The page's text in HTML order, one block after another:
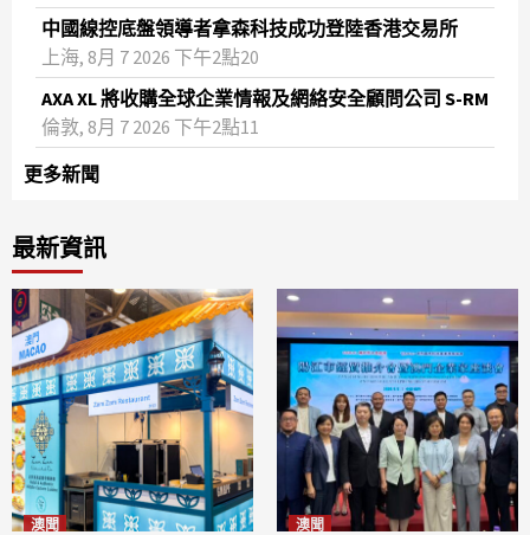
中國線控底盤領導者拿森科技成功登陸香港交易所
上海, 8月 7 2026 下午2點20
AXA XL 將收購全球企業情報及網絡安全顧問公司 S-RM
倫敦, 8月 7 2026 下午2點11
更多新聞
最新資訊
澳聞 澳聞